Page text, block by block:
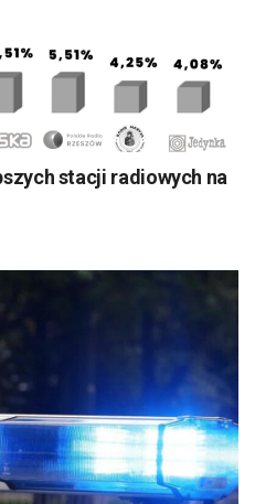
stacji radiowych na